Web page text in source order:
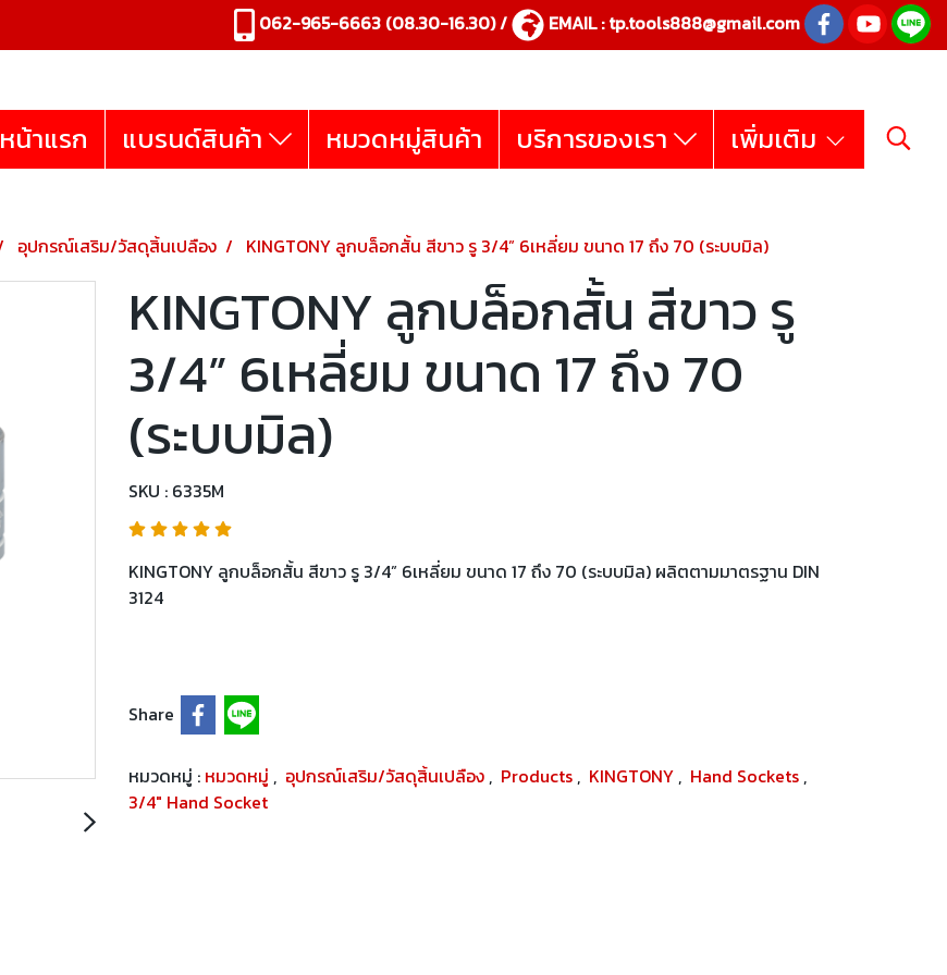
062-965-6663 (08.30-16.30) / EMAIL :tp.tools888@gmail.com
หน้าแรก แบรนด์สินค้า หมวดหมู่สินค้า บริการของเรา เพิ่มเติม
อุปกรณ์เสริม/วัสดุสิ้นเปลือง KINGTONY ลูกบล็อกสั้น สีขาว รู 3/4” 6เหลี่ยม ขนาด 17 ถึง 70 (ระบบมิล)
KINGTONY ลูกบล็อกสั้น สีขาว รู
3/4” 6เหลี่ยม ขนาด 17 ถึง 70
(ระบบมิล)
SKU : 6335M
KINGTONY ลูกบล็อกสั้น สีขาว รู 3/4” 6เหลี่ยม ขนาด 17 ถึง 70 (ระบบมิล) ผลิตตามมาตรฐาน DIN
3124
Share
หมวดหมู่ : หมวดหมู่ , อุปกรณ์เสริม/วัสดุสิ้นเปลือง , Products , KINGTONY , Hand Sockets ,
3/4" Hand Socket